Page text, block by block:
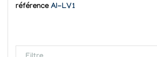
référence AI-LV1